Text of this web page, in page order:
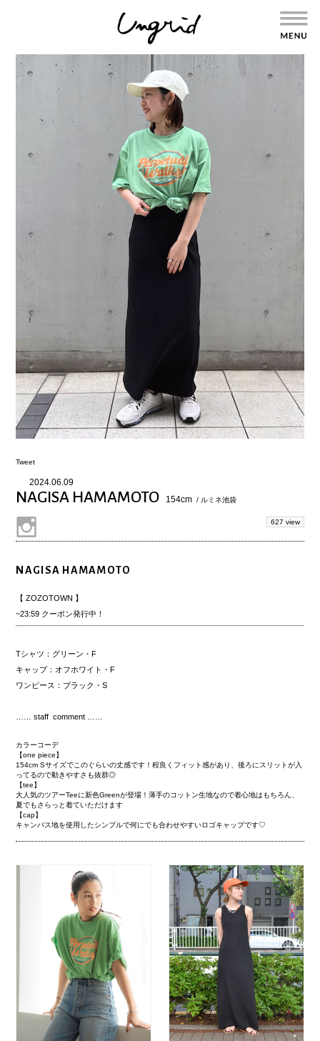
Tweet
2024.06.09
NAGISA HAMAMOTO 154cm / ルミネ池袋
627 view
NAGISA HAMAMOTO
【 ZOZOTOWN 】
~23:59 クーポン発行中！
Tシャツ：グリーン・F
キャップ：オフホワイト・F
ワンピース：ブラック・S
…… staff comment ……
カラーコーデ
【one piece】
154cm Sサイズでこのぐらいの丈感です！程良くフィット感があり、後ろにスリットが入
ってるので動きやすさも抜群◎
【tee】
大人気のツアーTeeに新色Greenが登場！薄手のコットン生地なので着心地はもちろん、
夏でもさらっと着ていただけます
【cap】
キャンバス地を使用したシンプルで何にでも合わせやすいロゴキャップです♡